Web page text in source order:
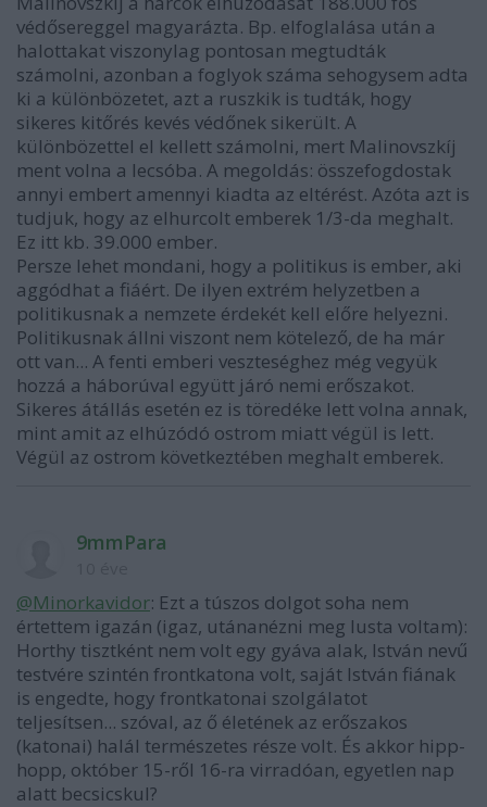
védősereggel magyarázta. Bp. elfoglalása után a
halottakat viszonylag pontosan megtudták
számolni, azonban a foglyok száma sehogysem adta
ki a különbözetet, azt a ruszkik is tudták, hogy
sikeres kitőrés kevés védőnek sikerült. A
különbözettel el kellett számolni, mert Malinovszkíj
ment volna a lecsóba. A megoldás: összefogdostak
annyi embert amennyi kiadta az eltérést. Azóta azt is
tudjuk, hogy az elhurcolt emberek 1/3-da meghalt.
Ez itt kb. 39.000 ember.
Persze lehet mondani, hogy a politikus is ember, aki
aggódhat a fiáért. De ilyen extrém helyzetben a
politikusnak a nemzete érdekét kell előre helyezni.
Politikusnak állni viszont nem kötelező, de ha már
ott van... A fenti emberi veszteséghez még vegyük
hozzá a háborúval együtt járó nemi erőszakot.
Sikeres átállás esetén ez is töredéke lett volna annak,
mint amit az elhúzódó ostrom miatt végül is lett.
Végül az ostrom következtében meghalt emberek.
9mmPara
@Minorkavidor: Ezt a túszos dolgot soha nem
értettem igazán (igaz, utánanézni meg lusta voltam):
Horthy tisztként nem volt egy gyáva alak, István nevű
testvére szintén frontkatona volt, saját István fiának
is engedte, hogy frontkatonai szolgálatot
teljesítsen... szóval, az ő életének az erőszakos
(katonai) halál természetes része volt. És akkor hipp-
hopp, október 15-ről 16-ra virradóan, egyetlen nap
alatt becsicskul?